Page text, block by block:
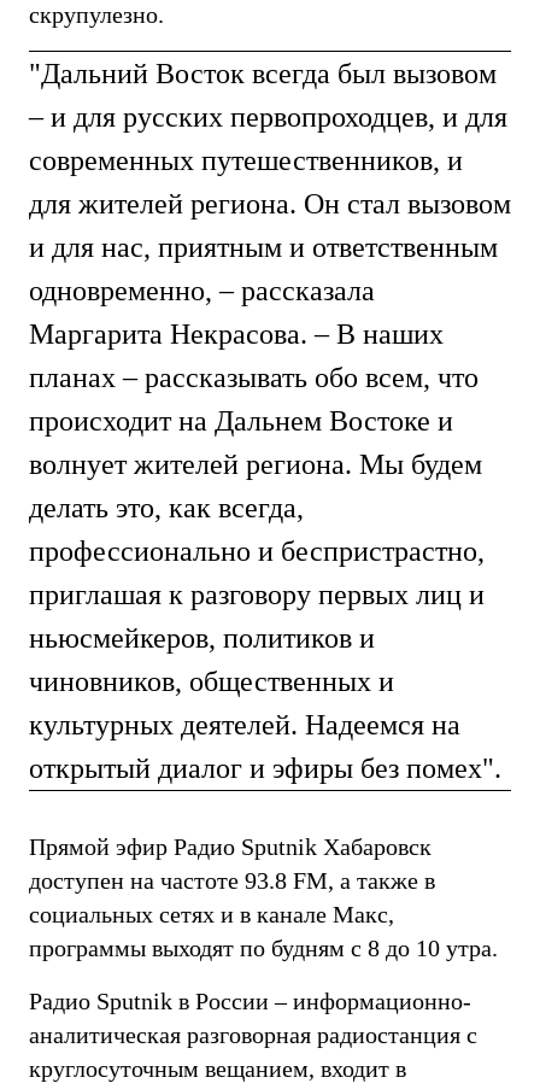
скрупулезно.
"Дальний Восток всегда был вызовом
– и для русских первопроходцев, и для
современных путешественников, и
для жителей региона. Он стал вызовом
и для нас, приятным и ответственным
одновременно, – рассказала
Маргарита Некрасова. – В наших
планах – рассказывать обо всем, что
происходит на Дальнем Востоке и
волнует жителей региона. Мы будем
делать это, как всегда,
профессионально и беспристрастно,
приглашая к разговору первых лиц и
ньюсмейкеров, политиков и
чиновников, общественных и
культурных деятелей. Надеемся на
открытый диалог и эфиры без помех".
Прямой эфир Радио Sputnik Хабаровск
доступен на частоте 93.8 FM, а также в
социальных сетях и в канале Макс,
программы выходят по будням с 8 до 10 утра.
Радио Sputnik в России – информационно-
аналитическая разговорная радиостанция с
круглосуточным вещанием, входит в